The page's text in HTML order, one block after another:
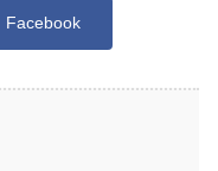
Facebook